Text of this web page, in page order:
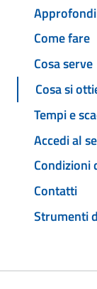
Come fare
Cosa serve
Cosa si
Tempi e
Accedi al
Condizioni
Contatti
Strumenti